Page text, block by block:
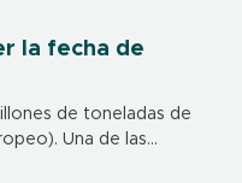
la fecha de
de toneladas de
Una de las